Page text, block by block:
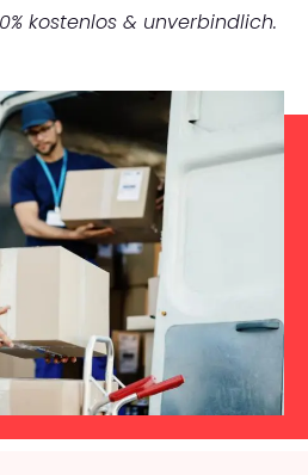
kostenlos & unverbindlich.